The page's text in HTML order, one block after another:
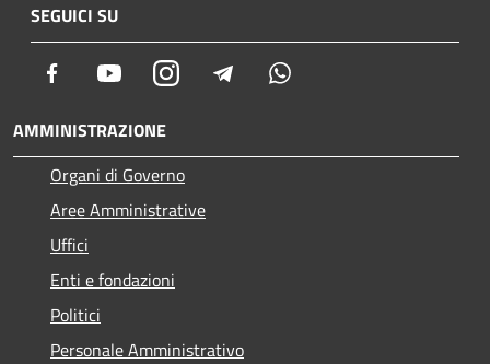
SEGUICI SU
Facebook YoutubeInstagram Telegram
AMMINISTRAZIONE
Organi di Governo
Aree Amministrative
Uffici
Enti e fondazioni
Politici
Personale Amministrativo